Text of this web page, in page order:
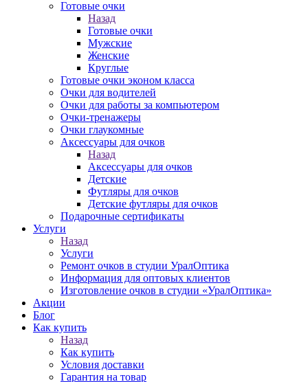
Готовые очки
Назад
Готовые очки
Мужские
Женские
Круглые
Готовые очки эконом класса
Очки для водителей
Очки для работы за компьютером
Очки-тренажеры
Очки глаукомные
Аксессуары для очков
Назад
Аксессуары для очков
Детские
Футляры для очков
Детские футляры для очков
Подарочные сертификаты
Услуги
Назад
Услуги
Ремонт очков в студии УралОптика
Информация для оптовых клиентов
Изготовление очков в студии «УралОптика»
Акции
Блог
Как купить
Назад
Как купить
Условия доставки
Гарантия на товар